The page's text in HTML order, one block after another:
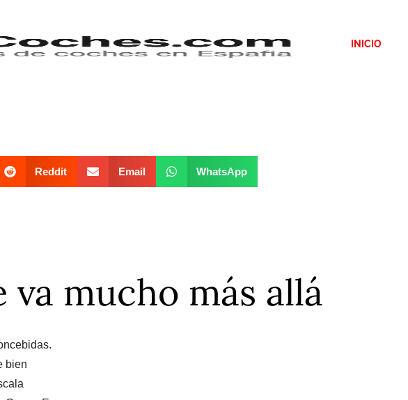
INICIO
Reddit Email WhatsApp
va mucho más allá
bien